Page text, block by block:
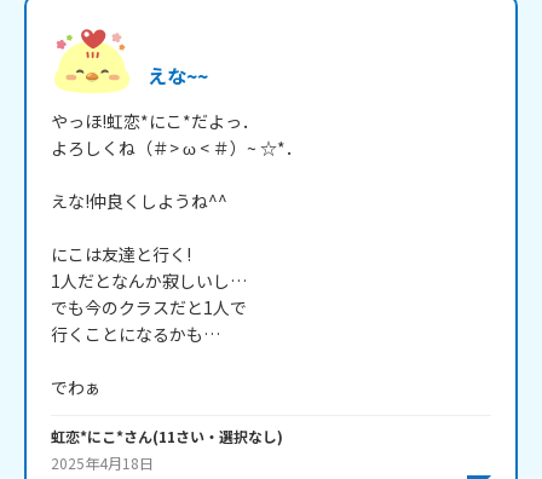
えな~~
やっほ!虹恋*にこ*だよっ．
よろしくね（＃> ω < ＃）~ ☆*．
えな!仲良くしようね^^
にこは友達と行く!
1人だとなんか寂しいし…
でも今のクラスだと1人で
行くことになるかも…
でわぁ
虹恋*にこ*さん(11さい・ 選択なし)
2025年4月18日